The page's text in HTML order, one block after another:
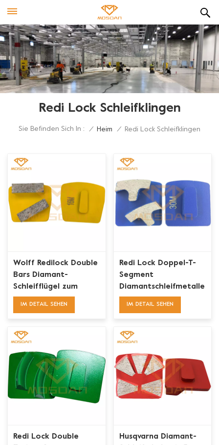
Redi Lock Schleifklingen
Sie Befinden Sich In : / Heim / Redi Lock Schleifklingen
Wolff Redilock Double
Bars Diamant-
Schleifflügel zum
Entfernen von
IM DETAIL SEHEN
Redi Lock Doppel-T-
Segment
Diamantschleifmetalle
IM DETAIL SEHEN
Redi Lock Double
Husqvarna Diamant-